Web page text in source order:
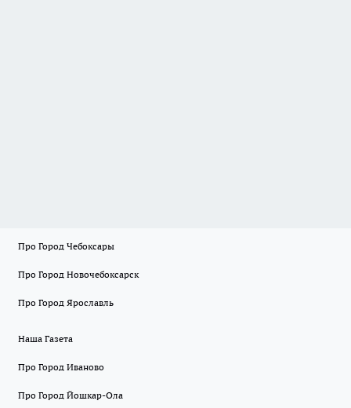
Про Город Чебоксары
Про Город Новочебоксарск
Про Город Ярославль
Наша Газета
Про Город Иваново
Про Город Йошкар-Ола